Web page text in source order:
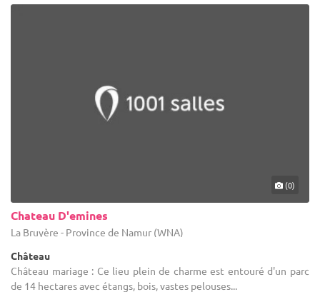
(0)
Chateau D'emines
La Bruyère - Province de Namur (WNA)
Château
Château mariage : Ce lieu plein de charme est entouré d'un parc
de 14 hectares avec étangs, bois, vastes pelouses...